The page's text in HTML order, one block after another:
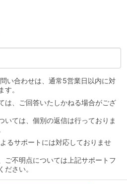
い合わせは、通常5営業日以内に対
す。
は、ご回答いたしかねる場合がござ
いては、個別の返信は行っておりま
るサポートには対応しておりませ
ご不明点については上記サポートフ
ださい。